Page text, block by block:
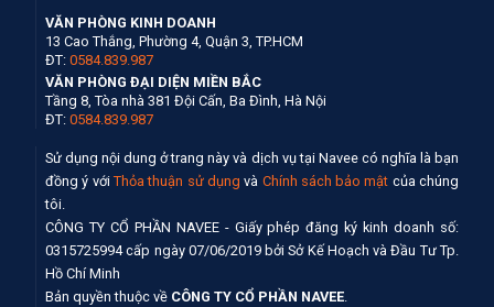
VĂN PHÒNG KINH DOANH
13 Cao Thắng, Phường 4, Quận 3, TP.HCM
ĐT: 0584.839.987
VĂN PHÒNG ĐẠI DIỆN MIỀN BẮC
Tầng 8, Tòa nhà 381 Đội Cấn, Ba Đình, Hà Nội
ĐT: 0584.839.987
Sử dụng nội dung ở trang này và dịch vụ tại Navee có nghĩa là bạn
đồng ý với Thỏa thuận sử dụng và Chính sách bảo mật của chúng
tôi.
CÔNG TY CỔ PHẦN NAVEE - Giấy phép đăng ký kinh doanh số:
0315725994 cấp ngày 07/06/2019 bởi Sở Kế Hoạch và Đầu Tư Tp.
Hồ Chí Minh
Bản quyền thuộc về CÔNG TY CỔ PHẦN NAVEE